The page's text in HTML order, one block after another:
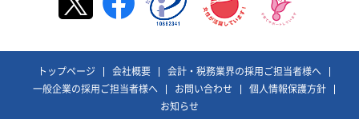
トップページ 会社概要
会計・税務業界の採用ご担当者様へ
一般企業の採用ご担当者様へ
お問い合わせ
個人情報保護方針
お知らせ